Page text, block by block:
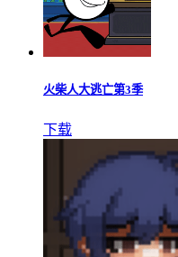
火柴人大逃亡第3季
下载